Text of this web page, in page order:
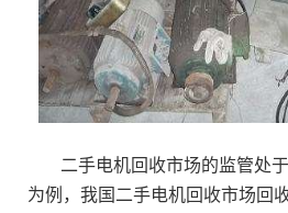
二手电机回收市场的监管处
为例，我国二手电机回收市场回